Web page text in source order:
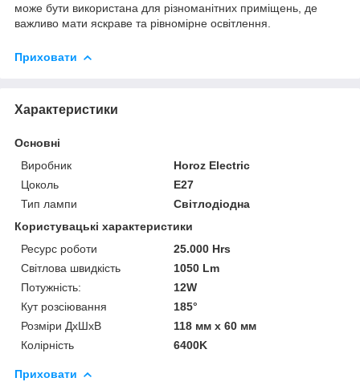
може бути використана для різноманітних приміщень, де
важливо мати яскраве та рівномірне освітлення.
Приховати
Характеристики
Основні
Виробник
Horoz Electric
Цоколь
E27
Тип лампи
Світлодіодна
Користувацькі характеристики
Ресурс роботи
25.000 Hrs
Світлова швидкість
1050 Lm
Потужність:
12W
Кут розсіювання
185°
Розміри ДхШхВ
118 мм x 60 мм
Колірність
6400K
Приховати